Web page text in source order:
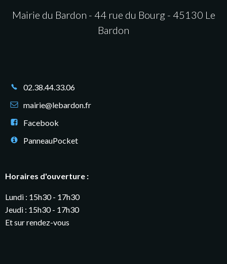
Mairie du Bardon - 44 rue du Bourg - 45130 Le
Bardon
02.38.44.33.06
mairie@lebardon.fr
Facebook
PanneauPocket
Horaires d'ouverture :
Lundi : 15h30 - 17h30
Jeudi : 15h30 - 17h30
Et sur rendez-vous